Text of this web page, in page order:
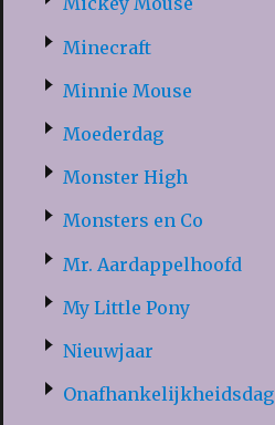
Minecraft
Minnie Mouse
Moederdag
Monster High
Monsters en Co
Mr. Aardappelhoofd
My Little Pony
Nieuwjaar
Onafhankelijkheidsdag